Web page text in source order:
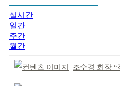
실시간
일간
주간
월간
조수경 회장 “